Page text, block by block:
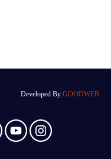
Developed By GOODWEB